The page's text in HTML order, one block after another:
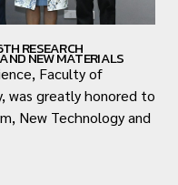
RESEARCH
NEW MATERIALS
Faculty of
was greatly honored to
New Technology and